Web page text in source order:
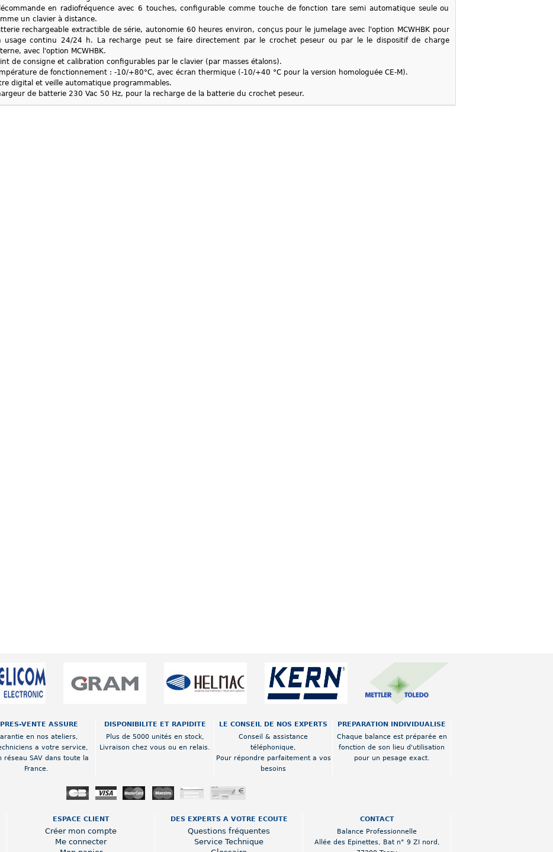
en radiofréquence avec 6 touches, configurable comme touche de fonction tare semi automatique seule ou
un clavier à distance.
rechargeable extractible de série, autonomie 60 heures environ, conçus pour le jumelage avec l'option MCWHBK pour
usage continu 24/24 h. La recharge peut se faire directement par le crochet peseur ou par le le dispositif de charge
avec l'option MCWHBK.
de consigne et calibration configurables par le clavier (par masses étalons).
de fonctionnement : -10/+80°C, avec écran thermique (-10/+40 °C pour la version homologuée CE-M).
digital et veille automatique programmables.
de batterie 230 Vac 50 Hz, pour la recharge de la batterie du crochet peseur.
VENTE ASSURE
en nos ateliers,
a votre service,
réseau SAV dans toute la
France.
DISPONIBILITE ET RAPIDITE
Plus de 5000 unités en stock,
Livraison chez vous ou en relais.
LE CONSEIL DE NOS EXPERTS
Conseil & assistance
téléphonique,
Pour répondre parfaitement a vos
besoins
PREPARATION INDIVIDUALISE
Chaque balance est préparée en
fonction de son lieu d'utilisation
pour un pesage exact.
ESPACE CLIENT
Créer mon compte
Me connecter
DES EXPERTS A VOTRE ECOUTE
Questions fréquentes
Service Technique
CONTACT
Balance Professionnelle
Allée des Epinettes, Bat n° 9 ZI nord ,